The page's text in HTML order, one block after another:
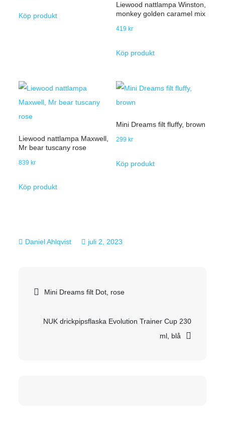
Köp produkt
Liewood nattlampa Winston,
monkey golden caramel mix
419 kr
Köp produkt
Liewood nattlampa Maxwell,
Mr bear tuscany rose
839 kr
Köp produkt
Mini Dreams filt fluffy, brown
299 kr
Köp produkt
juli 2, 2023
Inläggsnavigering
Mini Dreams filt Dot, rose
NUK drickpipsflaska Evolution Trainer Cup 230
ml, blå